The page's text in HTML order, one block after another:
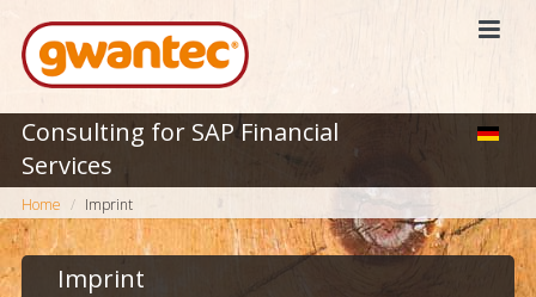
Consulting for SAP Financial
Services
Home Imprint
Imprint